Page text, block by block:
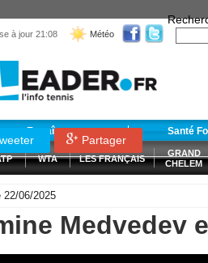
à jour 21:08 Météo
Entraînement Santé
WTA LES FRANÇAIS
GRAND
CHELEM
Partager
22/06/2025
Medvedev